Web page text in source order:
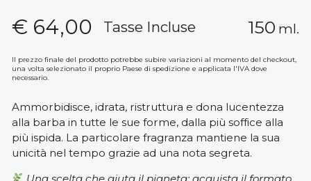
150 ml.
€ 64,00 Tasse Incluse
Il prezzo finale del prodotto potrebbe subire variazioni al momento del checkout,
una volta selezionato il proprio Paese di spedizione e applicata l'IVA dove
necessario.
Ammorbidisce, idrata, ristruttura e dona lucentezza
alla barba in tutte le sue forme, dalla più soffice alla
più ispida. La particolare fragranza mantiene la sua
unicità nel tempo grazie ad una nota segreta.